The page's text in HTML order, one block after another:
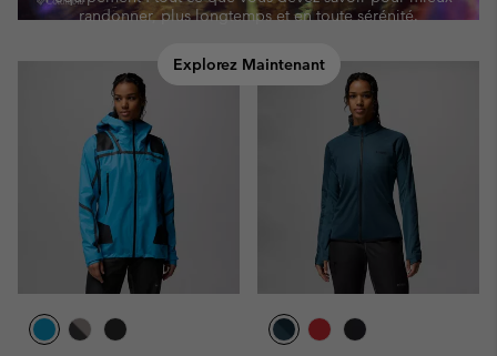
randonner, plus longtemps et en toute sérénité.
Explorez Maintenant